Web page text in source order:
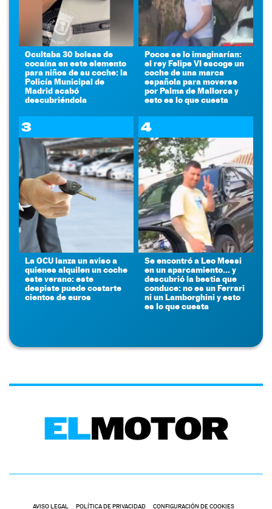
Ocultaba 30 bolsas de
cocaína en este elemento
para niños de su coche: la
Policía Municipal de
Madrid acabó
descubriéndola
Pocos se lo imaginarían:
el rey Felipe VI escoge un
coche de una marca
española para moverse
por Palma de Mallorca y
esto es lo que cuesta
3
La OCU lanza un aviso a
quienes alquilen un coche
este verano: este
despiste puede costarte
cientos de euros
4
Se encontró a Leo Messi
en un aparcamiento... y
descubrió la bestia que
conduce: no es un Ferrari
ni un Lamborghini y esto
es lo que cuesta
AVISO LEGAL POLÍTICA DE PRIVACIDAD CONFIGURACIÓN DE COOKIES